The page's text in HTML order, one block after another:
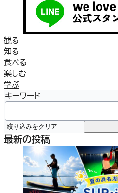
観る
知る
食べる
楽しむ
学ぶ
キーワード
絞り込みをクリア
最新の投稿